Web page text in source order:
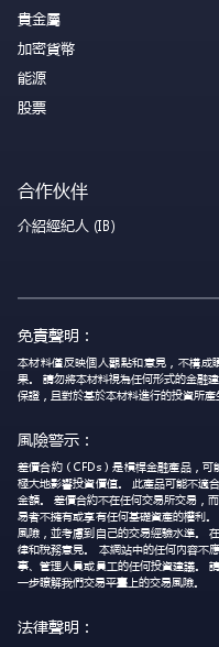
貴金屬
加密貨幣
能源
股票
合作伙伴
介紹經紀人 (IB)
免責聲明：
本材料僅反映個人觀點和意見，不構
果。 請勿將本材料視為任何形式的金融
保證，且對於基於本材料進行的投資所產
風險警示：
差價合約（CFDs）是槓桿金融產品，
極大地影響投資價值。 此產品可能不適
金額。 差價合約不在任何交易所交易，
易者不擁有或享有任何基礎資產的權利
風險，並考慮到自己的交易經驗水準。
律和稅務意見。 本網站中的任何內容不
事、管理人員或員工的任何投資建議。
一步瞭解我們交易平臺上的交易風險。
法律聲明：